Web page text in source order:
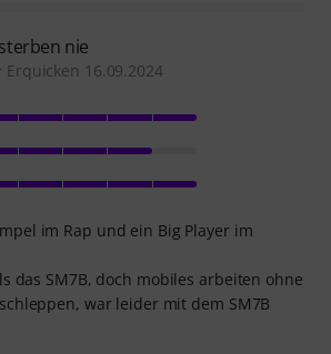
nie
Erquicken 16.09.2024
im Rap und ein Big Player im
das SM7B, doch mobiles arbeiten ohne
war leider mit dem SM7B